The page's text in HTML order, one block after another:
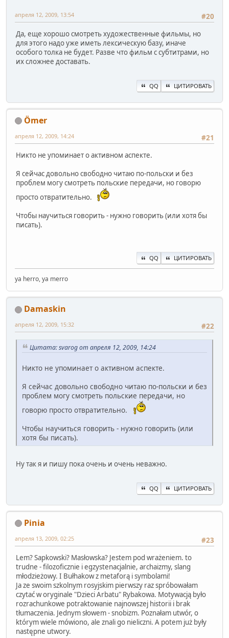
#20
апреля 12, 2009, 13:54
Да, еще хорошо смотреть художественные фильмы, но
для этого надо уже иметь лексическую базу, иначе
особого толка не будет. Разве что фильм с субтитрами, но
их сложнее доставать.
QQ ЦИТИРОВАТЬ
Ömer
#21
апреля 12, 2009, 14:24
Никто не упоминает о активном аспекте.
Я сейчас довольно свободно читаю по-польски и без
проблем могу смотреть польские передачи, но говорю
просто отвратительно.
Чтобы научиться говорить - нужно говорить (или хотя бы
писать).
QQ ЦИТИРОВАТЬ
ya herro, ya merro
Damaskin
#22
апреля 12, 2009, 15:32
Цитата: svarog от апреля 12, 2009, 14:24
Никто не упоминает о активном аспекте.
Я сейчас довольно свободно читаю по-польски и без
проблем могу смотреть польские передачи, но
говорю просто отвратительно.
Чтобы научиться говорить - нужно говорить (или
хотя бы писать).
Ну так я и пишу пока очень и очень неважно.
QQ ЦИТИРОВАТЬ
Pinia
#23
апреля 13, 2009, 02:25
Lem? Sapkowski? Masłowska? Jestem pod wrażeniem. to
trudne - filozoficznie i egzystenacjalnie, archaizmy, slang
młodzieżowy. I Bułhakow z metaforą i symbolami!
Ja ze swoim szkolnym rosyjskim pierwszy raz spróbowałam
czytać w oryginale "Dzieci Arbatu" Rybakowa. Motywacją było
rozrachunkowe potraktowanie najnowszej historii i brak
tłumaczenia. Jednym słowem - snobizm. Poznałam utwór, o
którym wiele mówiono, ale znali go nieliczni. A potem już były
następne utwory.